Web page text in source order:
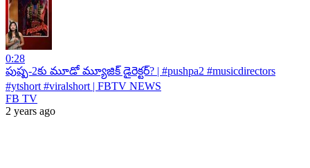
0:28
పుష్ప-2కు మూడో మ్యూజిక్ డైరెక్టర్? | #pushpa2 #musicdirectors
#ytshort #viralshort | FBTV NEWS
FB TV
2 years ago